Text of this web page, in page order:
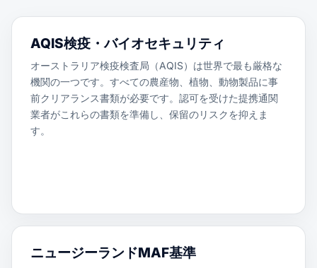
AQIS検疫・バイオセキュリティ
オーストラリア検疫検査局（AQIS）は世界で最も厳格な
機関の一つです。すべての農産物、植物、動物製品に事
前クリアランス書類が必要です。認可を受けた提携通関
業者がこれらの書類を準備し、保留のリスクを抑えま
す。
ニュージーランドMAF基準